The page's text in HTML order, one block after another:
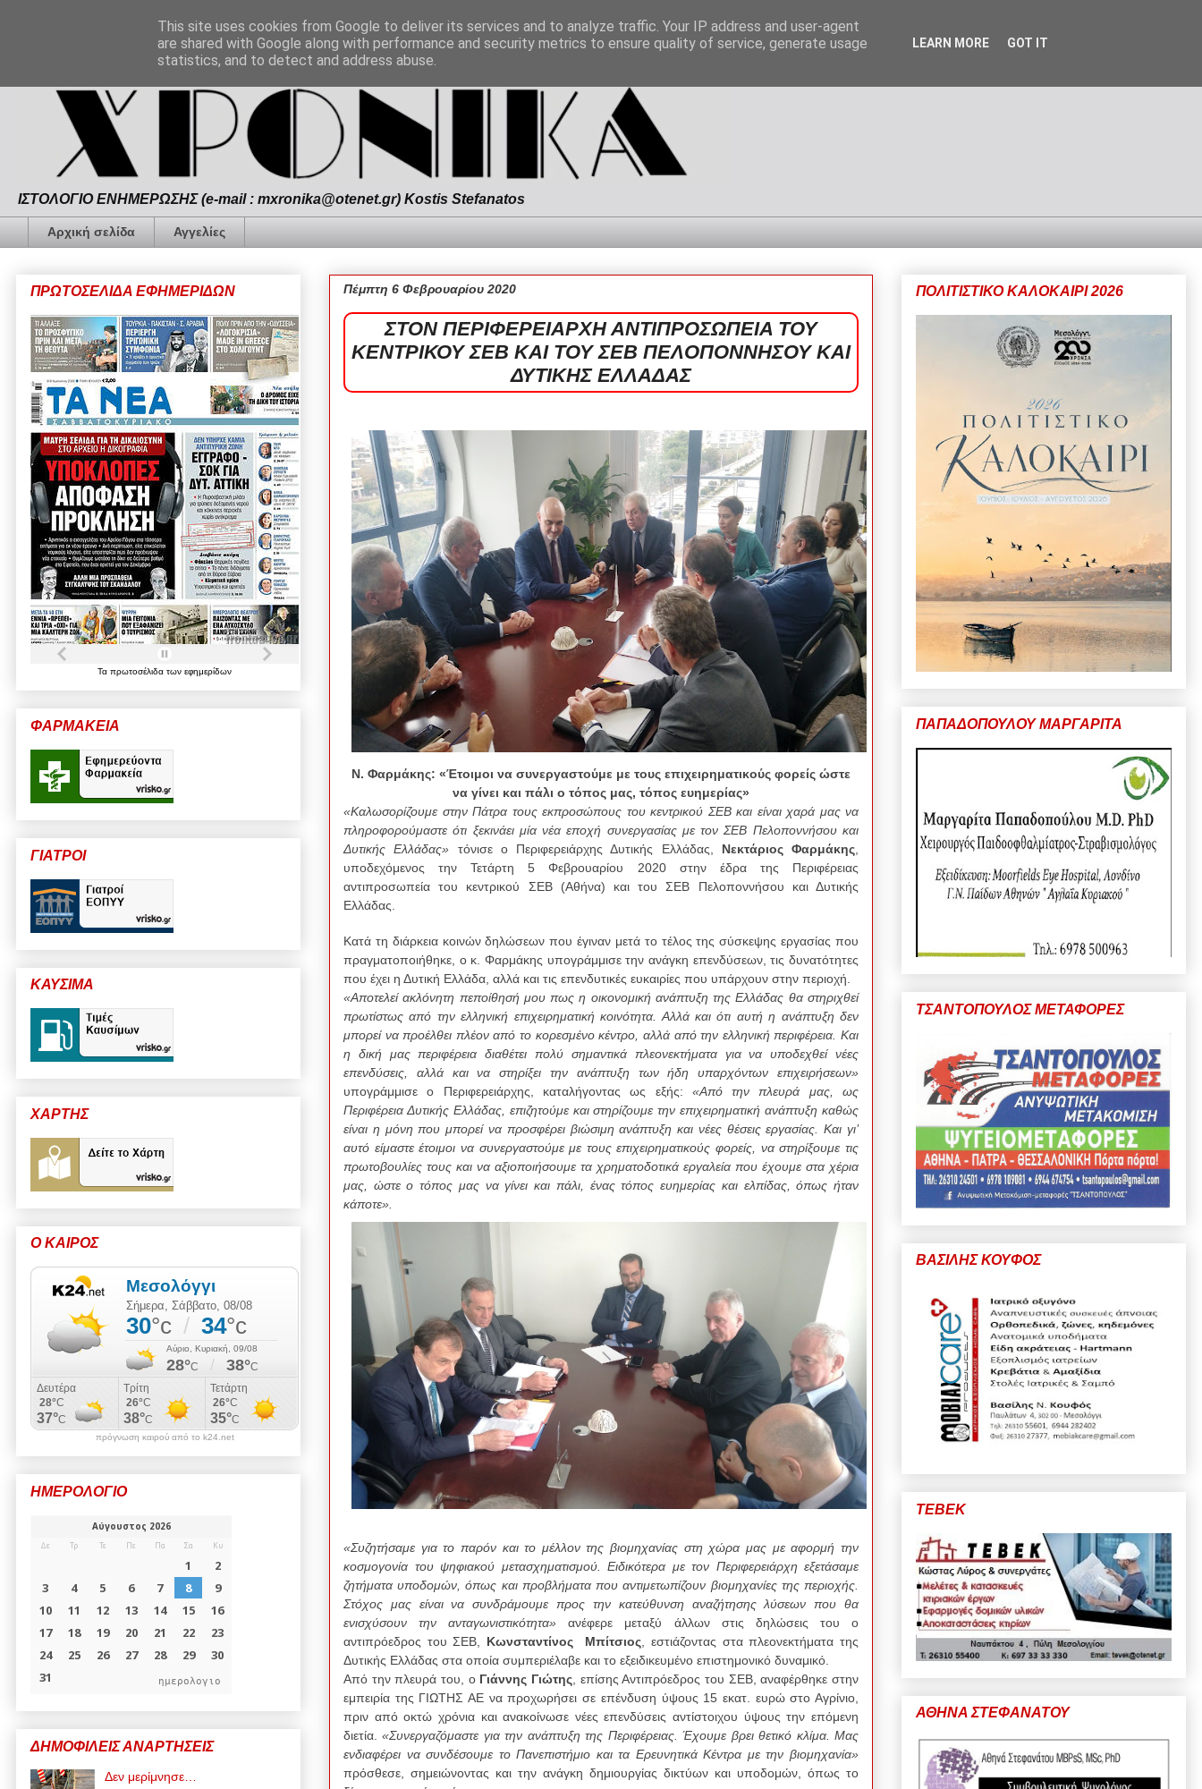
ΙΣΤΟΛΟΓΙΟ ΕΝΗΜΕΡΩΣΗΣ (e-mail : mxronika@otenet.gr) Kostis Stefanatos
Αρχική σελίδα Αγγελίες
Πέμπτη 6 Φεβρουαρίου 2020
ΣΤΟΝ ΠΕΡΙΦΕΡΕΙΑΡΧΗ ΑΝΤΙΠΡΟΣΩΠΕΙΑ ΤΟΥ
ΚΕΝΤΡΙΚΟΥ ΣΕΒ ΚΑΙ ΤΟΥ ΣΕΒ ΠΕΛΟΠΟΝΝΗΣΟΥ ΚΑΙ
ΔΥΤΙΚΗΣ ΕΛΛΑΔΑΣ
Ν. Φαρμάκης: «Έτοιμοι να συνεργαστούμε με τους επιχειρηματικούς φορείς ώστε
να γίνει και πάλι ο τόπος μας, τόπος ευημερίας»
«Καλωσορίζουμε στην Πάτρα τους εκπροσώπους του κεντρικού ΣΕΒ και είναι χαρά μας να
πληροφορούμαστε ότι ξεκινάει μία νέα εποχή συνεργασίας με τον ΣΕΒ Πελοποννήσου και
Δυτικής Ελλάδας» τόνισε ο Περιφερειάρχης Δυτικής Ελλάδας, Νεκτάριος Φαρμάκης
υποδεχόμενος την Τετάρτη 5 Φεβρουαρίου 2020 στην έδρα της Περιφέρειας
αντιπροσωπεία του κεντρικού ΣΕΒ (Αθήνα) και του ΣΕΒ Πελοποννήσου και Δυτικής
Ελλάδας.
Κατά τη διάρκεια κοινών δηλώσεων που έγιναν μετά το τέλος της σύσκεψης εργασίας που
πραγματοποιήθηκε, ο κ. Φαρμάκης υπογράμμισε την ανάγκη επενδύσεων, τις δυνατότητες
που έχει η Δυτική Ελλάδα, αλλά και τις επενδυτικές ευκαιρίες που υπάρχουν στην περιοχή.
«Αποτελεί ακλόνητη πεποίθησή μου πως η οικονομική ανάπτυξη της Ελλάδας θα στηριχθεί
πρωτίστως από την ελληνική επιχειρηματική κοινότητα. Αλλά και ότι αυτή η ανάπτυξη δεν
μπορεί να προέλθει πλέον από το κορεσμένο κέντρο, αλλά από την ελληνική περιφέρεια. Και
η δική μας περιφέρεια διαθέτει πολύ σημαντικά πλεονεκτήματα για να υποδεχθεί νέες
επενδύσεις, αλλά και να στηρίξει την ανάπτυξη των ήδη υπαρχόντων επιχειρήσεων»
υπογράμμισε ο Περιφερειάρχης, καταλήγοντας ως εξής: «Από την πλευρά μας, ως
Περιφέρεια Δυτικής Ελλάδας, επιζητούμε και στηρίζουμε την επιχειρηματική ανάπτυξη καθώς
είναι η μόνη που μπορεί να προσφέρει βιώσιμη ανάπτυξη και νέες θέσεις εργασίας. Και γι’
αυτό είμαστε έτοιμοι να συνεργαστούμε με τους επιχειρηματικούς φορείς, να στηρίξουμε τις
πρωτοβουλίες τους και να αξιοποιήσουμε τα χρηματοδοτικά εργαλεία που έχουμε στα χέρια
μας, ώστε ο τόπος μας να γίνει και πάλι, ένας τόπος ευημερίας και ελπίδας, όπως ήταν
κάποτε».
«Συζητήσαμε για το παρόν και το μέλλον της βιομηχανίας στη χώρα μας με αφορμή την
κοσμογονία του ψηφιακού μετασχηματισμού. Ειδικότερα με τον Περιφερειάρχη εξετάσαμε
ζητήματα υποδομών, όπως και προβλήματα που αντιμετωπίζουν βιομηχανίες της περιοχής.
Στόχος μας είναι να συνδράμουμε προς την κατεύθυνση αναζήτησης λύσεων που θα
ενισχύσουν την ανταγωνιστικότητα»ανέφερε μεταξύ άλλων στις δηλώσεις του ο
αντιπρόεδρος του ΣΕΒ, Κωνσταντίνος Μπίτσιος , εστιάζοντας στα πλεονεκτήματα της
Δυτικής Ελλάδας στα οποία συμπεριέλαβε και το εξειδικευμένο επιστημονικό δυναμικό.
Από την πλευρά του, ο Γιάννης Γιώτης , επίσης Αντιπρόεδρος του ΣΕΒ, αναφέρθηκε στην
εμπειρία της ΓΙΩΤΗΣ ΑΕ να προχωρήσει σε επένδυση ύψους 15 εκατ. ευρώ στο Αγρίνιο,
πριν από οκτώ χρόνια και ανακοίνωσε νέες επενδύσεις αντίστοιχου ύψους την επόμενη
διετία.«Συνεργαζόμαστε για την ανάπτυξη της Περιφέρειας. Έχουμε βρει θετικό κλίμα. Μας
ενδιαφέρει να συνδέσουμε το Πανεπιστήμιο και τα Ερευνητικά Κέντρα με την βιομηχανία»
πρόσθεσε, σημειώνοντας και την ανάγκη δημιουργίας δικτύων και υποδομών, όπως το
ΠΡΩΤΟΣΕΛΙΔΑ ΕΦΗΜΕΡΙΔΩΝ
Τα πρωτοσέλιδα των εφημερίδων
ΦΑΡΜΑΚΕΙΑ
ΓΙΑΤΡΟΙ
ΚΑΥΣΙΜΑ
ΧΑΡΤΗΣ
Ο ΚΑΙΡΟΣ
πρόγνωση καιρού από το k24.net
ΗΜΕΡΟΛΟΓΙΟ
ημερολογιο
ΔΗΜΟΦΙΛΕΙΣ ΑΝΑΡΤΗΣΕΙΣ
Δεν μερίμνησε…
ΠΟΛΙΤΙΣΤΙΚΟ ΚΑΛΟΚΑΙΡΙ 2026
ΠΑΠΑΔΟΠΟΥΛΟΥ ΜΑΡΓΑΡΙΤΑ
ΤΣΑΝΤΟΠΟΥΛΟΣ ΜΕΤΑΦΟΡΕΣ
ΒΑΣΙΛΗΣ ΚΟΥΦΟΣ
ΤΕΒΕΚ
ΑΘΗΝΑ ΣΤΕΦΑΝΑΤΟΥ
This site uses cookies from Google to deliver its services and to analyze traffic. Your IP address and user-agent
are shared with Google along with performance and security metrics to ensure quality of service, generate usage
statistics, and to detect and address abuse.
LEARN MORE GOT IT